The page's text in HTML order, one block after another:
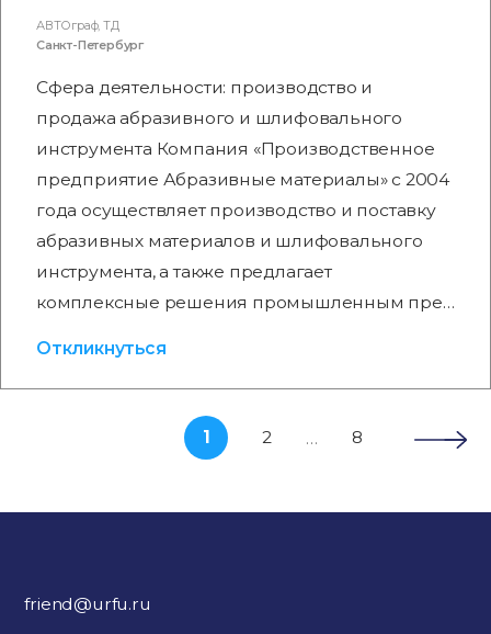
АВТОграф, ТД
Санкт-Петербург
Сфера деятельности: производство и
продажа абразивного и шлифовального
инструмента Компания «Производственное
предприятие Абразивные материалы» с 2004
года осуществляет производство и поставку
абразивных материалов и шлифовального
инструмента, а также предлагает
комплексные решения промышленным пре…
Откликнуться
1 2 … 8
friend@urfu.ru